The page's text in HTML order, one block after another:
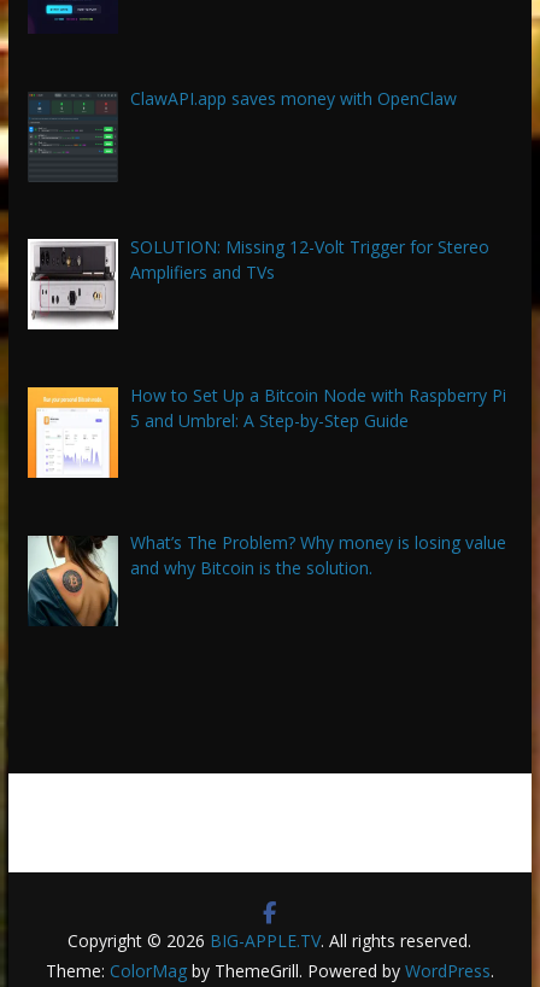
ClawAPI.app saves money with OpenClaw
SOLUTION: Missing 12-Volt Trigger for Stereo
Amplifiers and TVs
How to Set Up a Bitcoin Node with Raspberry Pi
5 and Umbrel: A Step-by-Step Guide
What’s The Problem? Why money is losing value
and why Bitcoin is the solution.
Copyright © 2026 BIG-APPLE.TV. All rights reserved.
Theme: ColorMagby ThemeGrill. Powered by WordPress.